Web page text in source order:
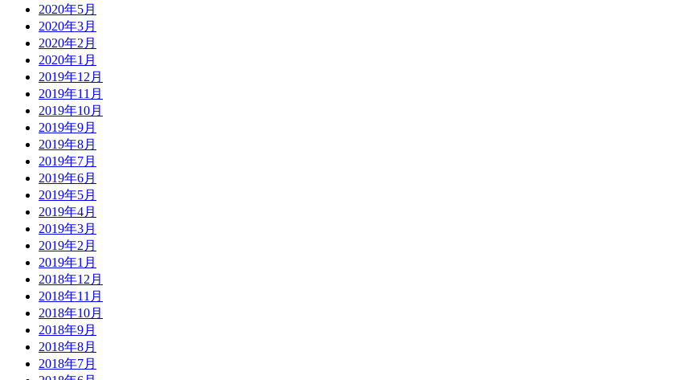
2020年5月
2020年3月
2020年2月
2020年1月
2019年12月
2019年11月
2019年10月
2019年9月
2019年8月
2019年7月
2019年6月
2019年5月
2019年4月
2019年3月
2019年2月
2019年1月
2018年12月
2018年11月
2018年10月
2018年9月
2018年8月
2018年7月